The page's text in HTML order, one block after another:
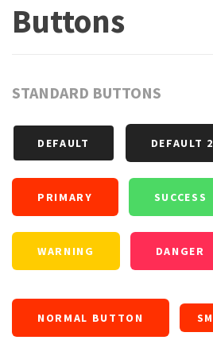
Buttons
STANDARD BUTTONS
DEFAULT DEFAULT 2
PRIMARY SUCCESS
WARNING DANGER
NORMAL BUTTON